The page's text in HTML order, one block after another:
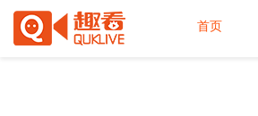
首页